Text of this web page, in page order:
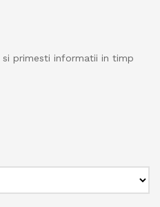
primesti informatii in timp